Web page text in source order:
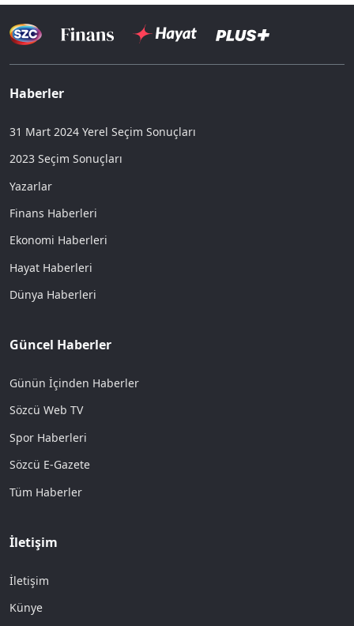
Haberler
31 Mart 2024 Yerel Seçim Sonuçları
2023 Seçim Sonuçları
Yazarlar
Finans Haberleri
Ekonomi Haberleri
Hayat Haberleri
Dünya Haberleri
Güncel Haberler
Günün İçinden Haberler
Sözcü Web TV
Spor Haberleri
Sözcü E-Gazete
Tüm Haberler
İletişim
İletişim
Künye